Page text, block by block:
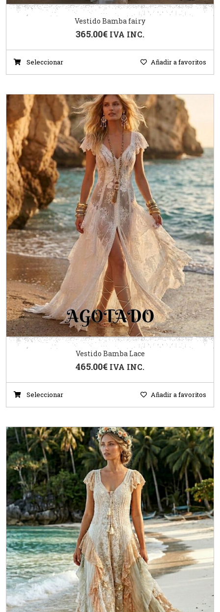
Vestido Bamba fairy
365.00€ IVA INC.
Seleccionar Añadir a favoritos
Vestido Bamba Lace
465.00€ IVA INC.
Seleccionar Añadir a favoritos